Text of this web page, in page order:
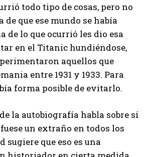
todo tipo de cosas, pero no
de que ese mundo se había
de lo que ocurrió les dio esa
en el Titanic hundiéndose,
aquellos que
entre 1931 y 1933. Para
forma posible de evitarlo.
la autobiografía habla sobre sí
un extraño en todos los
sugiere que eso es una